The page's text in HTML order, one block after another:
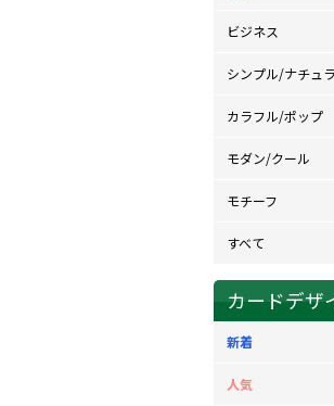
ビジネス
シンプル/ナチュ
カラフル/ポップ
モダン/クール
モチーフ
すべて
カードデザ
新着
人気